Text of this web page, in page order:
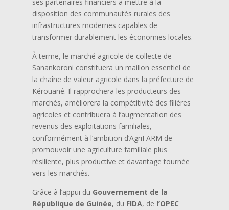
disposition des communautés rurales des
infrastructures modernes capables de
transformer durablement les économies locales.
À terme, le marché agricole de collecte de
Sanankoroni constituera un maillon essentiel de
la chaîne de valeur agricole dans la préfecture de
Kérouané. Il rapprochera les producteurs des
marchés, améliorera la compétitivité des filières
agricoles et contribuera à l’augmentation des
revenus des exploitations familiales,
conformément à l’ambition d’AgriFARM de
promouvoir une agriculture familiale plus
résiliente, plus productive et davantage tournée
vers les marchés.
Grâce à l’appui du Gouvernement de la
République de Guinée, du FIDA, de l’OPEC